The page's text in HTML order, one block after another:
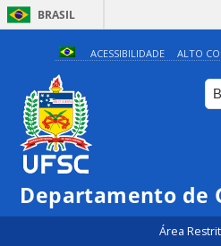
BRASIL
ACESSIBILIDADE ALTO
Departamento de
Área